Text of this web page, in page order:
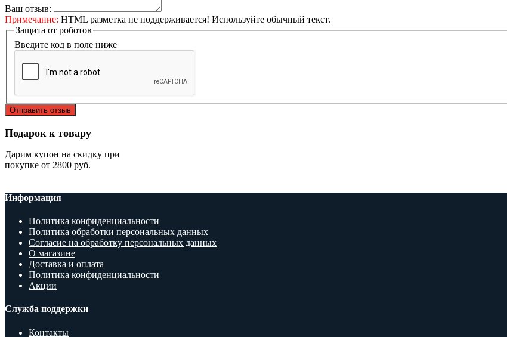
Ваш отзыв:
Примечание: HTML разметка не поддерживается! Используйте обычный текст.
Защита от роботов
Введите код в поле ниже
Отправить отзыв
Подарок к товару
Дарим купон на скидку при
покупке от 2800 руб.
Информация
Политика конфиденциальности
Политика обработки персональных данных
Согласие на обработку персональных данных
О магазине
Доставка и оплата
Политика конфиденциальности
Акции
Служба поддержки
Контакты